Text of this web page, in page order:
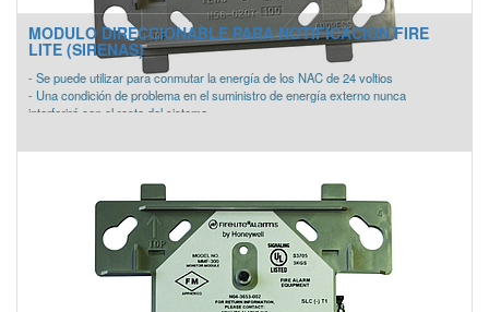
MODULO DIRECCIONABLE PARA NOTIFICACION FIRE
LITE (SIRENAS)
- Se puede utilizar para conmutar la energía de los NAC de 24 voltios
- Una condición de problema en el suministro de energía externo nunca
interferirá con el resto del sistema
- Dimensiones: 114 x 101 x 31 mm